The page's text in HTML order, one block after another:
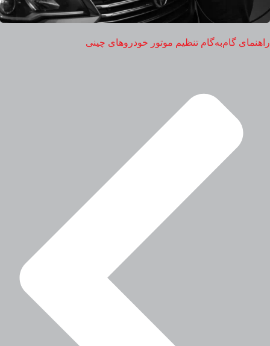
راهنمای گام‌به‌گام تنظیم موتور خودروهای چینی